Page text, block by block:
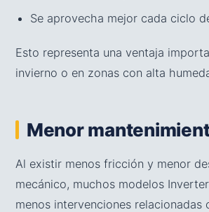
Se aprovecha mejor cada ciclo
Esto representa una ventaja
invierno o en zonas con alta
Menor
Al existir menos fricción y menor
mecánico, muchos modelos
menos intervenciones relacionadas